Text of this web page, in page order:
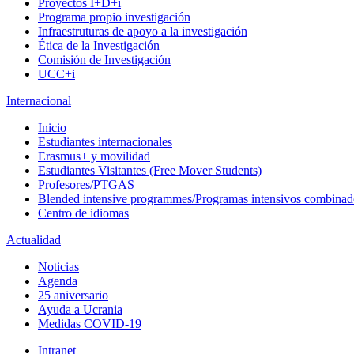
Proyectos I+D+i
Programa propio investigación
Infraestruturas de apoyo a la investigación
Ética de la Investigación
Comisión de Investigación
UCC+i
Internacional
Inicio
Estudiantes internacionales
Erasmus+ y movilidad
Estudiantes Visitantes (Free Mover Students)
Profesores/PTGAS
Blended intensive programmes/Programas intensivos
Centro de idiomas
Actualidad
Noticias
Agenda
25 aniversario
Ayuda a Ucrania
Medidas COVID-19
Intranet